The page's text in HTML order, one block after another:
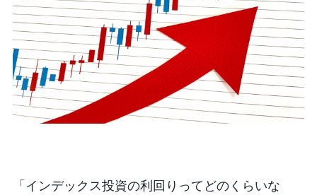
「インデックス投資の利回りってどのくらいな